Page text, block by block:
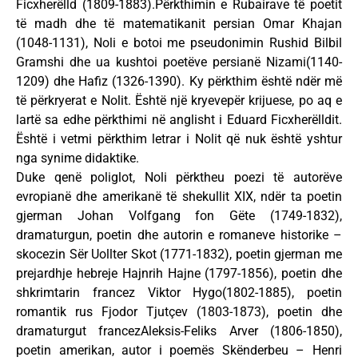
Ficxherëlld (1809-1883).Përkthimin e Rubairave të poetit
të madh dhe të matematikanit persian Omar Khajan
(1048-1131), Noli e botoi me pseudonimin Rushid Bilbil
Gramshi dhe ua kushtoi poetëve persianë Nizami(1140-
1209) dhe Hafiz (1326-1390). Ky përkthim është ndër më
të përkryerat e Nolit. Është një kryevepër krijuese, po aq e
lartë sa edhe përkthimi në anglisht i Eduard Ficxherëlldit.
Është i vetmi përkthim letrar i Nolit që nuk është yshtur
nga synime didaktike.
Duke qenë poliglot, Noli përktheu poezi të autorëve
evropianë dhe amerikanë të shekullit XIX, ndër ta poetin
gjerman Johan Volfgang fon Gëte (1749-1832),
dramaturgun, poetin dhe autorin e romaneve historike –
skocezin Sër Uollter Skot (1771-1832), poetin gjerman me
prejardhje hebreje Hajnrih Hajne (1797-1856), poetin dhe
shkrimtarin francez Viktor Hygo(1802-1885), poetin
romantik rus Fjodor Tjutçev (1803-1873), poetin dhe
dramaturgut francezAleksis-Feliks Arver (1806-1850),
poetin amerikan, autor i poemës Skënderbeu – Henri